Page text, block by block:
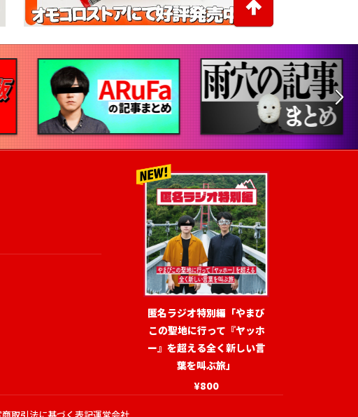
匿名ラジオ特別編「やまび
この聖地に行って『ヤッホ
ー』を超える全く新しい言
葉を叫ぶ旅」
¥800